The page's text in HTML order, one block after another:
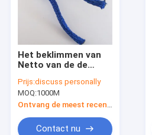
Het beklimmen van
Netto van de de
Polyestercombinatie
het Bewijs UV
Bestand
Prijs:discuss personally
MOQ:1000M
Contact nu